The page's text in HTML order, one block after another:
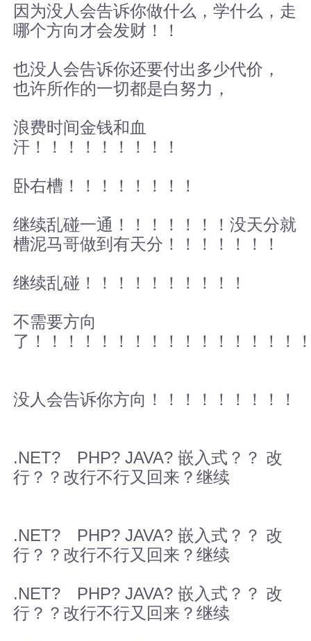
因为没人会告诉你做什么，学什么，走
哪个方向才会发财！！
也没人会告诉你还要付出多少代价，
也许所作的一切都是白努力，
浪费时间金钱和血
汗！！！！！！！！！
卧右槽！！！！！！！！
继续乱碰一通！！！！！！！没天分就
槽泥马哥做到有天分！！！！！！！
继续乱碰！！！！！！！！！！
不需要方向
了！！！！！！！！！！！！！！！！
没人会告诉你方向！！！！！！！！！
.NET? PHP? JAVA? 嵌入式？？ 改
行？？改行不行又回来？继续
.NET? PHP? JAVA? 嵌入式？？ 改
行？？改行不行又回来？继续
.NET? PHP? JAVA? 嵌入式？？ 改
行？？改行不行又回来？继续